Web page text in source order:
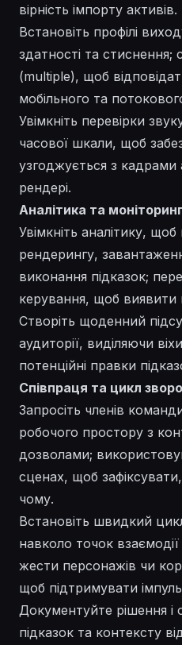
вірність імпорту активів.
Встановіть профілі
здатності та стиснення;
(multiple), щоб
мобільного та
Увімкніть перевірки
часової шкали, щоб
узгоджується з кадрами
рендері.
Аналітика та моніторинг
Увімкніть аналітику,
рендерингу,
виконання підказок;
керування, щоб виявити
Створіть щоденний
аудиторії, виділяючи
потенційні правки
Співпраця та цикл
Запросіть членів
робочого простору з
дозволами;
сценах, щоб
чому.
Встановіть швидкий
навколо точок
жести персонажів чи
щоб підтримувати
Документуйте рішення
підказок та контексту